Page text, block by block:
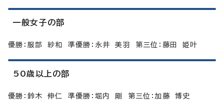
一般女子の部
優勝：服部 紗和 準優勝：永井 美羽 第三位：藤田 姫叶
50歳以上の部
優勝：鈴木 伸仁 準優勝：堀内 剛 第三位：加藤 博史